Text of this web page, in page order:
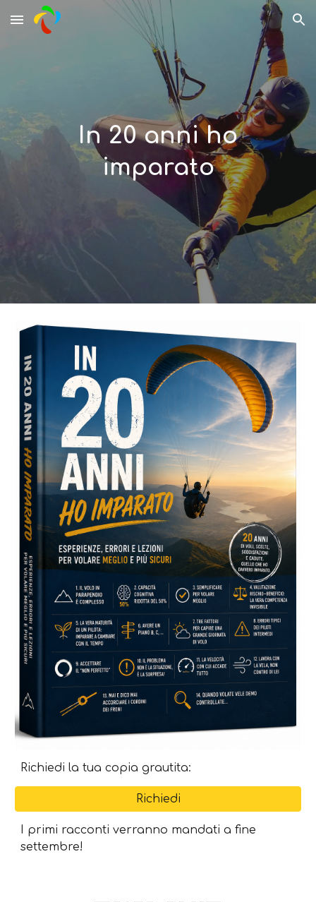
Skip to main content Skip to navigation
In 20 anni ho
imparato
Richiedi la tua copia grautita:
Richiedi
I primi racconti verranno mandati a fine
settembre!